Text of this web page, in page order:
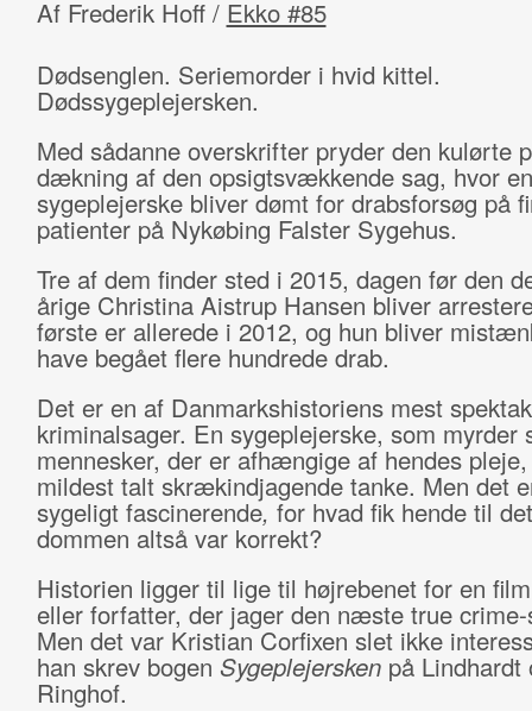
Af Frederik Hoff / Ekko #85
Dødsenglen. Seriemorder i hvid kittel.
Dødssygeplejersken.
Med sådanne overskrifter pryder den kulørte
dækning af den opsigtsvækkende sag, hvor en
sygeplejerske bliver dømt for drabsforsøg på
patienter på Nykøbing Falster Sygehus.
Tre af dem finder sted i 2015, dagen før den
årige Christina Aistrup Hansen bliver
første er allerede i 2012, og hun bliver
have begået flere hundrede drab.
Det er en af Danmarkshistoriens mest
kriminalsager. En sygeplejerske, som myrder
mennesker, der er afhængige af hendes
mildest talt skrækindjagende tanke. Men det
sygeligt fascinerende, for hvad fik hende til
dommen altså var korrekt?
Historien ligger til lige til højrebenet for en
eller forfatter, der jager den næste true
Men det var Kristian Corfixen slet ikke
han skrev bogen Sygeplejerskenpå Lindhardt
Ringhof.